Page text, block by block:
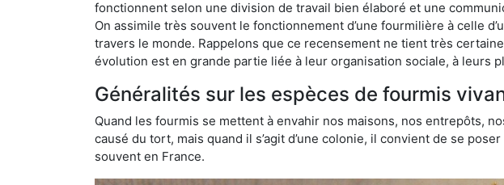
fonctionnent selon une division de travail bien élaboré et une
On assimile très souvent le fonctionnement d’une fourmilière à celle
travers le monde. Rappelons que ce recensement ne tient très
évolution est en grande partie liée à leur organisation sociale, à leurs
Généralités sur les espèces de fourmis
Quand les fourmis se mettent à envahir nos maisons, nos entrepôts,
causé du tort, mais quand il s’agit d’une colonie, il convient de se
souvent en France.